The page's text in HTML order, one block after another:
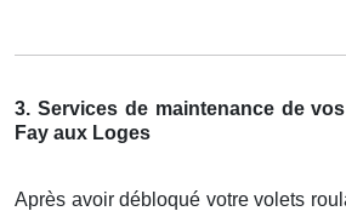
3. Services de maintenance de
Fay aux Loges
Après avoir débloqué votre volets